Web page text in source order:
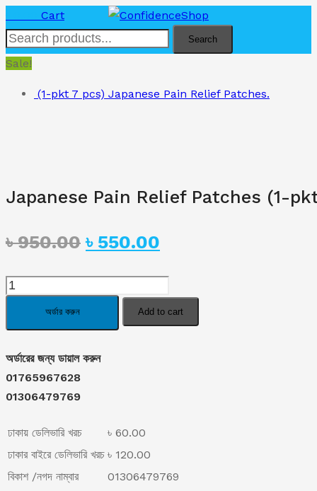
Cart
Search
Sale!
(1-pkt 7 pcs) Japanese Pain Relief Patches.
Japanese Pain Relief Patches (1-
৳950.00 Original
price
was:
৳ 950.00.
৳ 550.00
price
is:
Japanese
(1-
pkt
7
quantity
অর্ডার করুন Add to cart
অর্ডারের জন্য ডায়াল করুন
01765967628
01306479769
ঢাকায় ডেলিভারি খরচ
৳ 60.00
ঢাকার বাইরে ডেলিভারি খরচ ৳ 120.00
বিকাশ /নগদ নাম্বার
01306479769